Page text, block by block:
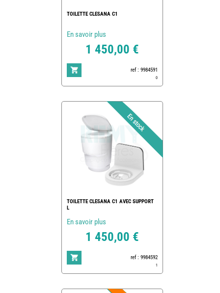
TOILETTE CLESANA C1
En savoir plus
1 450,00 €
ref : 9984591
0
TOILETTE CLESANA C1 AVEC SUPPORT
L
En savoir plus
1 450,00 €
ref : 9984592
1